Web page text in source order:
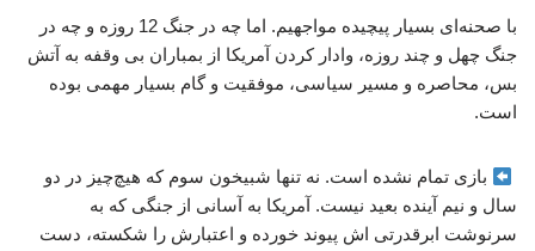
با صحنه‌ای بسیار پیچیده مواجهیم. اما چه در جنگ 12 روزه و چه در
جنگ چهل و چند روزه، وادار کردن آمریکا از بمباران بی وقفه به آتش
بس، محاصره و مسیر سیاسی، موفقیت و گام بسیار مهمی بوده
است.
بازی تمام نشده است. نه تنها شبیخون سوم که هیچ‌چیز در دو
سال و نیم آینده بعید نیست. آمریکا به آسانی از جنگی که به
سرنوشت ابرقدرتی اش پیوند خورده و اعتبارش را شکسته، دست